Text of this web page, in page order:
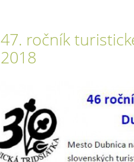
47. ročník
2018